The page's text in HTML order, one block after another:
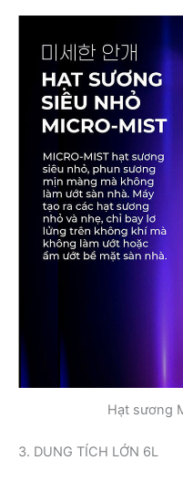
Hạt sương
3. DUNG TÍCH LỚN 6L